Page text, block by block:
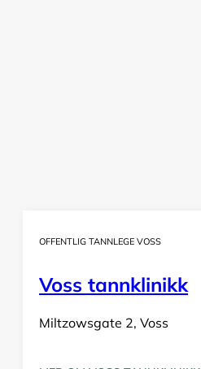
OFFENTLIG TANNLEGE VOSS
Voss tannklinikk
Miltzowsgate 2, Voss